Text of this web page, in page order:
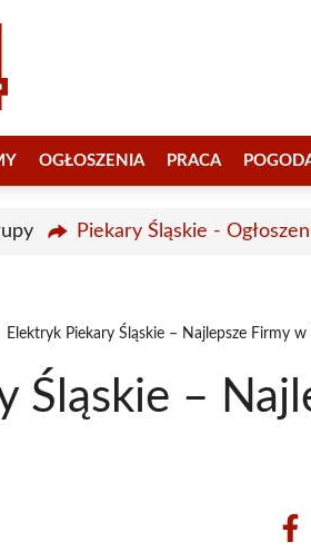
OGŁOSZENIA PRACA
Piekary Śląskie -
Elektryk Piekary Śląskie – Najlepsze Firmy
Śląskie –